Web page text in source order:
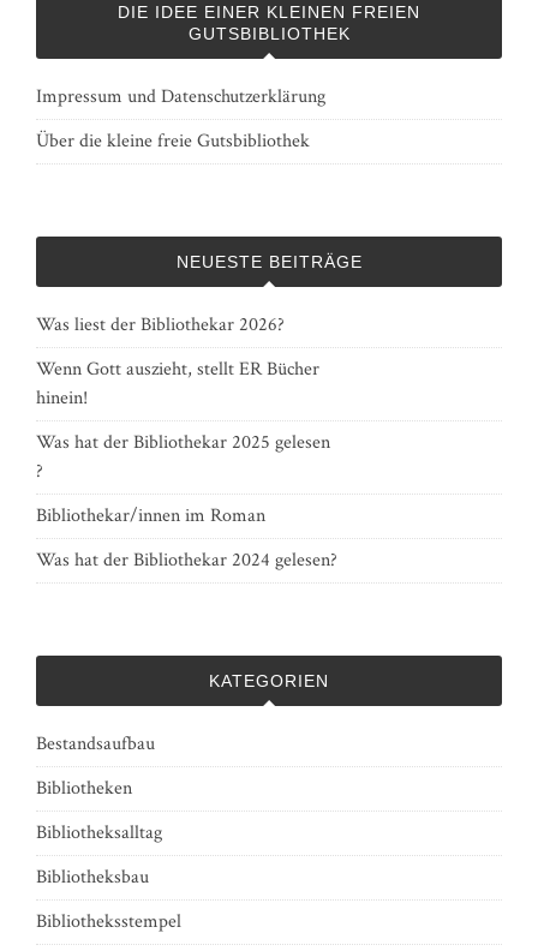
DIE IDEE EINER KLEINEN FREIEN
GUTSBIBLIOTHEK
Impressum und Datenschutzerklärung
Über die kleine freie Gutsbibliothek
NEUESTE BEITRÄGE
Was liest der Bibliothekar 2026?
Wenn Gott auszieht, stellt ER Bücher
hinein!
Was hat der Bibliothekar 2025 gelesen
?
Bibliothekar/innen im Roman
Was hat der Bibliothekar 2024 gelesen?
KATEGORIEN
Bestandsaufbau
Bibliotheken
Bibliotheksalltag
Bibliotheksbau
Bibliotheksstempel